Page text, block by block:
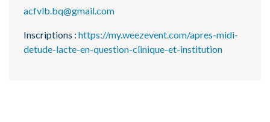
acfvlb.bq@gmail.com
Inscriptions : https://my.weezevent.com/apres-midi-
detude-lacte-en-question-clinique-et-institution